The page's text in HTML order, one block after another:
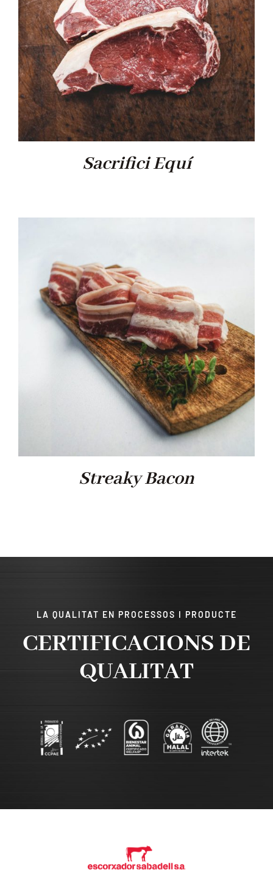
Sacrifici Equí
Streaky Bacon
LA QUALITAT EN PROCESSOS I PRODUCTE
CERTIFICACIONS DE
QUALITAT